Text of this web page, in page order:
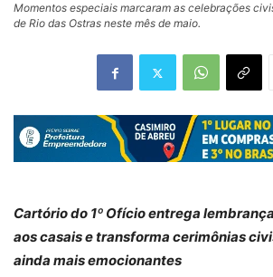
Momentos especiais marcaram as celebrações
de Rio das Ostras neste mês de maio.
Cartório do 1º Ofício entrega
aos casais e transforma cerimônias
ainda mais emocionantes